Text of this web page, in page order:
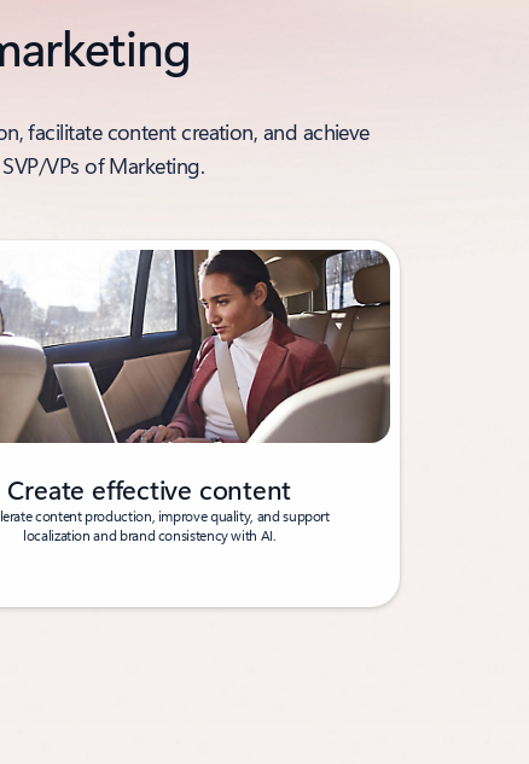
facilitate content creation, and achieve
VPs of Marketing.
Create effective content
content production, improve quality, and support
localization and brand consistency with AI.